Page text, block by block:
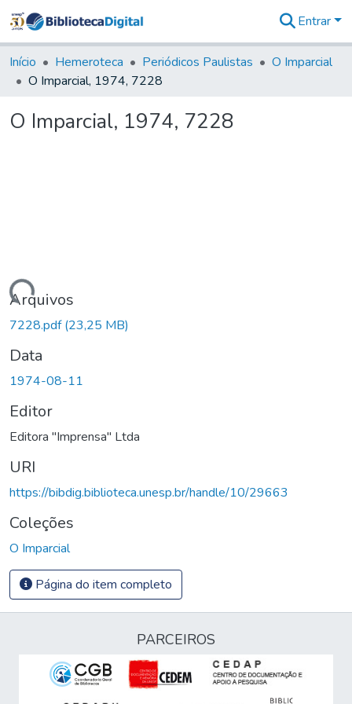
&
Coleções
Tudo na
Digital
Entrar
Início Hemeroteca Periódicos Paulistas
O Imparcial
O Imparcial, 1974, 7228
O Imparcial, 1974, 7228
Arquivos
7228.pdf(23,25 MB)
Data
1974-08-11
Editor
Editora "Imprensa" Ltda
URI
https://bibdig.biblioteca.unesp.br/handle/10/29663
Coleções
O Imparcial
Página do item completo
PARCEIROS